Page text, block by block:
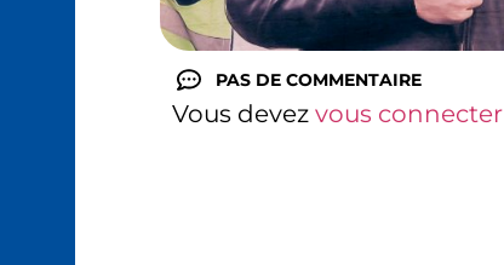
PAS DE COMMENTAIRE
Vous devez vous connecter